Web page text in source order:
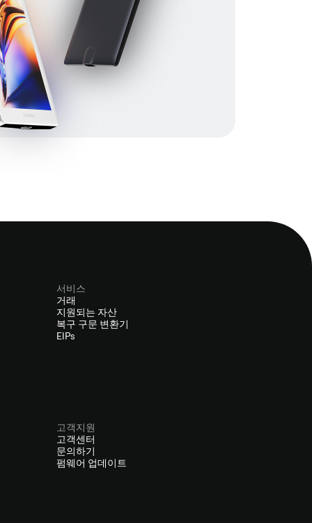
서비스
거래
지원되는 자산
복구 구문 변환기
EIPs
고객지원
고객센터
문의하기
펌웨어 업데이트